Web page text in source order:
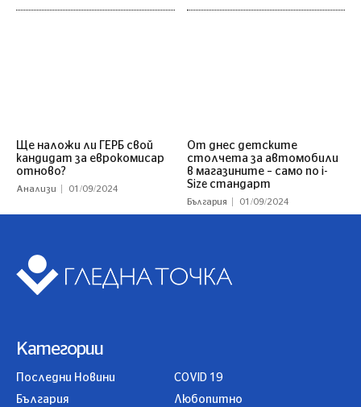
Ще наложи ли ГЕРБ свой
кандидат за еврокомисар
отново?
Анализи 01/09/2024
От днес детските
столчета за автомобили
в магазините – само по i-
Size стандарт
България 01/09/2024
Категории
Последни Новини
България
COVID 19
Любопитно